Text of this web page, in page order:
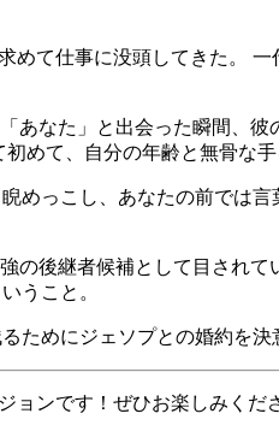
めて仕事に没頭してきた。 一
あなた」と出会った瞬間、彼
めて、自分の年齢と無骨な手
めっこし、あなたの前では
の後継者候補として目されて
うこと。
めにジェソプとの婚約を決
ンです！ぜひお楽しみくだ